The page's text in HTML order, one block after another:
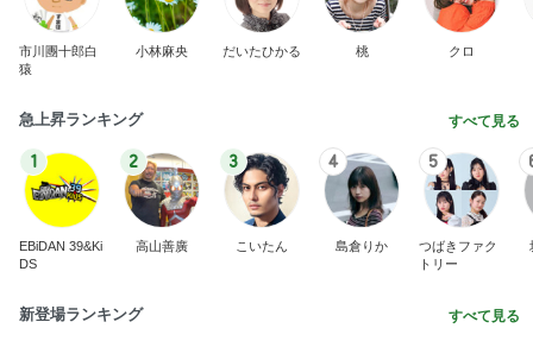
市川團十郎白
猿
小林麻央 だいたひかる 桃 クロ
急上昇ランキング すべて見る
1
EBiDAN 39&Ki
DS
2
高山善廣
3
こいたん
4
島倉りか
5
つばきファク
トリー
新登場ランキング すべて見る